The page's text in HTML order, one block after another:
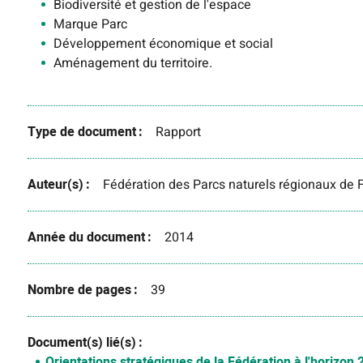
Biodiversité et gestion de l'espace
Marque Parc
Développement économique et social
Aménagement du territoire.
Type de document Rapport
Auteur(s) Fédération des Parcs naturels régionaux de
Année du document 2014
Nombre de pages 39
Document(s) lié(s)